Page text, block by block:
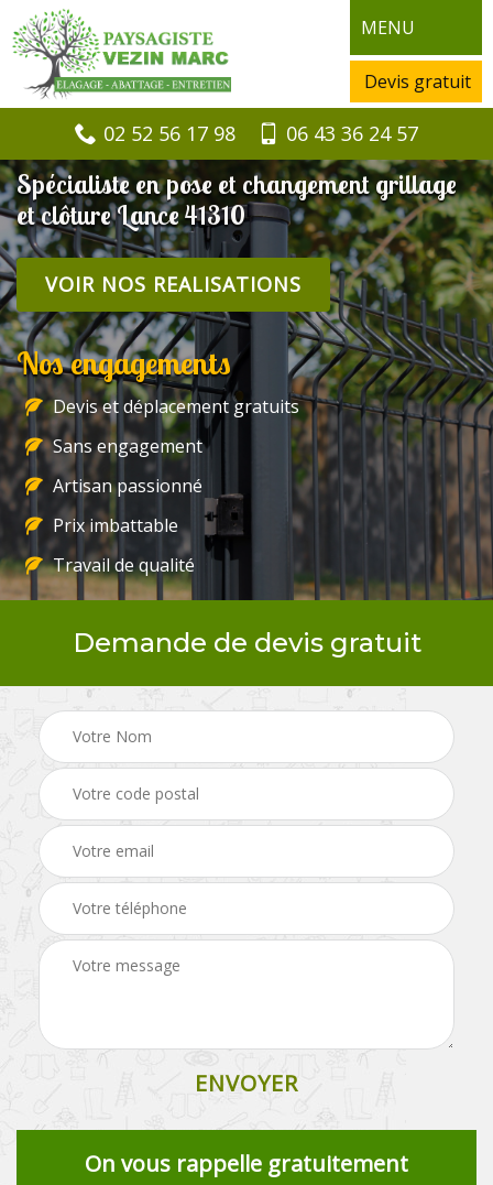
MENU
Devis gratuit
02 52 56 17 98 06 43 36 24 57
Spécialiste en pose et changement grillage
et clôture Lance 41310
VOIR NOS REALISATIONS
Nos engagements
Devis et déplacement gratuits
Sans engagement
Artisan passionné
Prix imbattable
Travail de qualité
Demande de devis gratuit
On vous rappelle gratuitement